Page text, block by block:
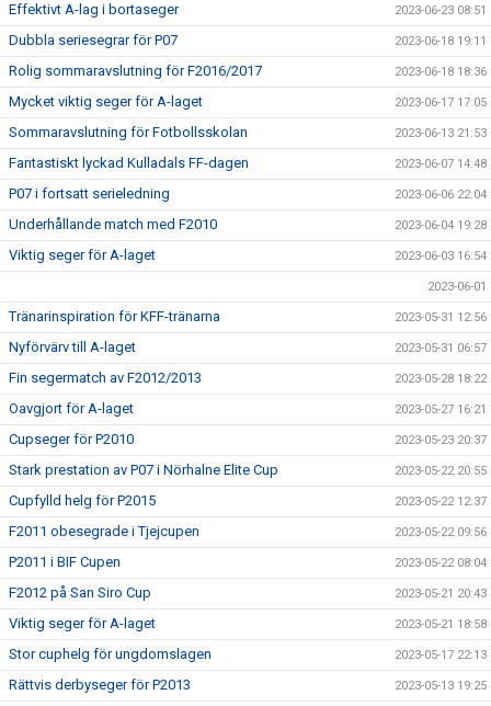
Effektivt A-lag i bortaseger 2023-06-23 08:51
Dubbla seriesegrar för P07 2023-06-18 19:11
Rolig sommaravslutning för F2016/2017 2023-06-18 18:36
Mycket viktig seger för A-laget 2023-06-17 17:05
Sommaravslutning för Fotbollsskolan 2023-06-13 21:53
Fantastiskt lyckad Kulladals FF-dagen 2023-06-07 14:48
P07 i fortsatt serieledning 2023-06-06 22:04
Underhållande match med F2010 2023-06-04 19:28
Viktig seger för A-laget 2023-06-03 16:54
2023-06-01
Tränarinspiration för KFF-tränarna 2023-05-31 12:56
Nyförvärv till A-laget 2023-05-31 06:57
Fin segermatch av F2012/2013 2023-05-28 18:22
Oavgjort för A-laget 2023-05-27 16:21
Cupseger för P2010 2023-05-23 20:37
Stark prestation av P07 i Nörhalne Elite Cup 2023-05-22 20:55
Cupfylld helg för P2015 2023-05-22 12:37
F2011 obesegrade i Tjejcupen 2023-05-22 09:56
P2011 i BIF Cupen 2023-05-22 08:04
F2012 på San Siro Cup 2023-05-21 20:43
Viktig seger för A-laget 2023-05-21 18:58
Stor cuphelg för ungdomslagen 2023-05-17 22:13
Rättvis derbyseger för P2013 2023-05-13 19:25